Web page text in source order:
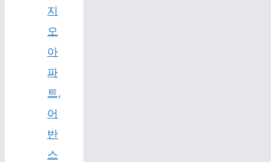
지
오
아
파
트,
어
반
스